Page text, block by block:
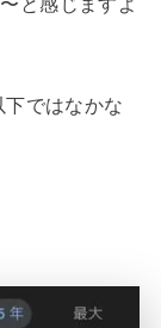
ではなかな